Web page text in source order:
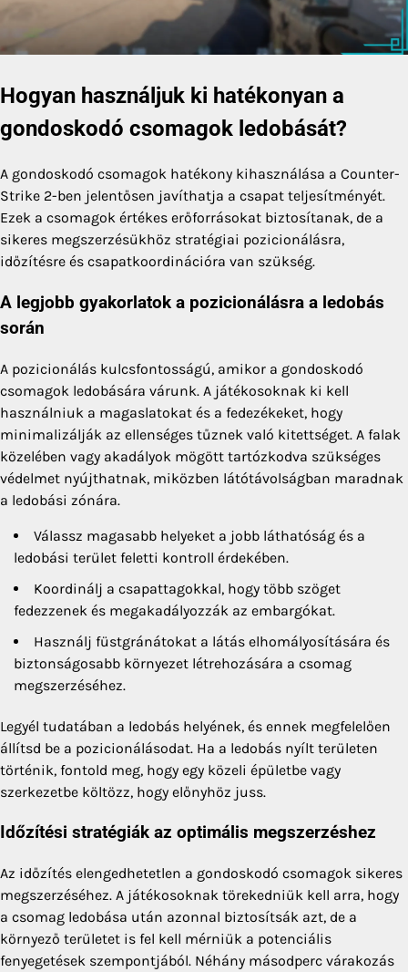
Hogyan használjuk ki hatékonyan a
gondoskodó csomagok ledobását?
A gondoskodó csomagok hatékony kihasználása a Counter-
Strike 2-ben jelentősen javíthatja a csapat teljesítményét.
Ezek a csomagok értékes erőforrásokat biztosítanak, de a
sikeres megszerzésükhöz stratégiai pozicionálásra,
időzítésre és csapatkoordinációra van szükség.
A legjobb gyakorlatok a pozicionálásra a ledobás
során
A pozicionálás kulcsfontosságú, amikor a gondoskodó
csomagok ledobására várunk. A játékosoknak ki kell
használniuk a magaslatokat és a fedezékeket, hogy
minimalizálják az ellenséges tűznek való kitettséget. A falak
közelében vagy akadályok mögött tartózkodva szükséges
védelmet nyújthatnak, miközben látótávolságban maradnak
a ledobási zónára.
Válassz magasabb helyeket a jobb láthatóság és a
ledobási terület feletti kontroll érdekében.
Koordinálj a csapattagokkal, hogy több szöget
fedezzenek és megakadályozzák az embargókat.
Használj füstgránátokat a látás elhomályosítására és
biztonságosabb környezet létrehozására a csomag
megszerzéséhez.
Legyél tudatában a ledobás helyének, és ennek megfelelően
állítsd be a pozicionálásodat. Ha a ledobás nyílt területen
történik, fontold meg, hogy egy közeli épületbe vagy
szerkezetbe költözz, hogy előnyhöz juss.
Időzítési stratégiák az optimális megszerzéshez
Az időzítés elengedhetetlen a gondoskodó csomagok sikeres
megszerzéséhez. A játékosoknak törekedniük kell arra, hogy
a csomag ledobása után azonnal biztosítsák azt, de a
környező területet is fel kell mérniük a potenciális
fenyegetések szempontjából. Néhány másodperc várakozás